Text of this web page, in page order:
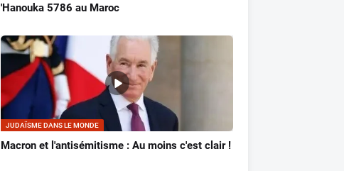
'Hanouka 5786 au Maroc
JUDAÏSME DANS LE MONDE
Macron et l'antisémitisme : Au moins c'est clair !